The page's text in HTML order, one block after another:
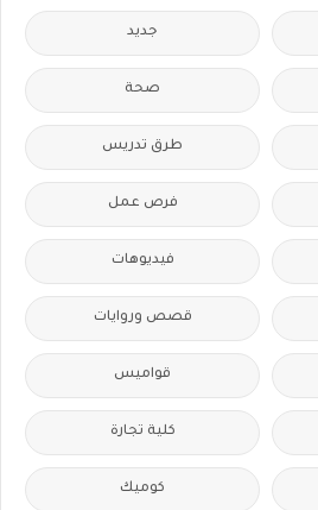
جديد
صحة
طرق تدريس
فرص عمل
فيديوهات
قصص وروايات
قواميس
كلية تجارة
كوميك